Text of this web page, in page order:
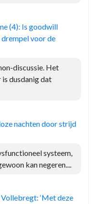
(4): Is goodwill
voor de
discussie. Het
dusdanig dat
nachten door strijd
systeem,
kan negeren....
‘Met deze